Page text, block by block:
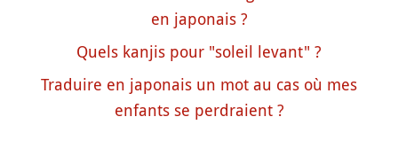
en japonais ?
Quels kanjis pour "soleil levant" ?
Traduire en japonais un mot au cas où mes
enfants se perdraient ?